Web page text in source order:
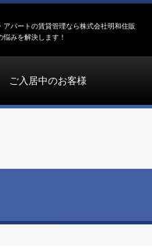
パートの賃貸管理なら株式会社明和住販
みを解決します！
ご入居中のお客様